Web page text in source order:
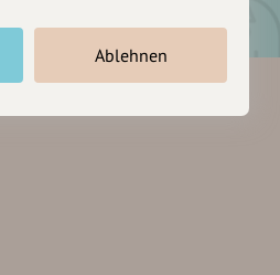
Ablehnen